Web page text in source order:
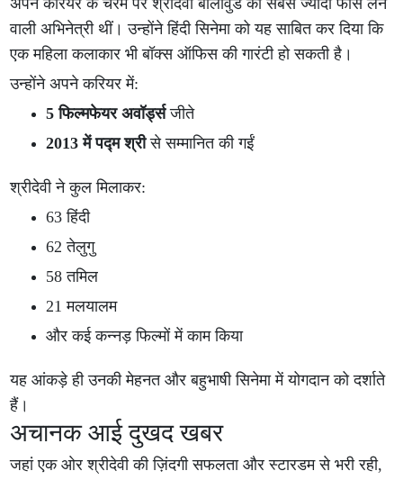
अपने करियर के चरम पर श्रीदेवी बॉलीवुड की सबसे ज्यादा फीस लेने
वाली अभिनेत्री थीं। उन्होंने हिंदी सिनेमा को यह साबित कर दिया कि
एक महिला कलाकार भी बॉक्स ऑफिस की गारंटी हो सकती है।
उन्होंने अपने करियर में:
5 फिल्मफेयर अवॉर्ड्सजीते
2013 में पद्म श्रीसे सम्मानित की गईं
श्रीदेवी ने कुल मिलाकर:
63 हिंदी
62 तेलुगु
58 तमिल
21 मलयालम
और कई कन्नड़ फिल्मों में काम किया
यह आंकड़े ही उनकी मेहनत और बहुभाषी सिनेमा में योगदान को दर्शाते
हैं।
अचानक आई दुखद खबर
जहां एक ओर श्रीदेवी की ज़िंदगी सफलता और स्टारडम से भरी रही,